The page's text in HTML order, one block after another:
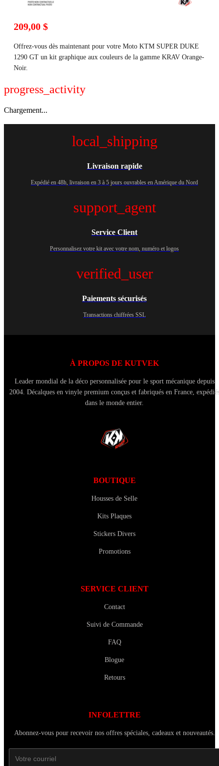
209,00 $
Offrez-vous dès maintenant pour votre Moto KTM SUPER DUKE
1290 GT un kit graphique aux couleurs de la gamme KRAV Orange-
Noir.
progress_activity
Chargement...
local_shipping
Livraison rapide
Expédié en 48h, livraison en 3 à 5 jours ouvrables en Amérique du Nord
support_agent
Service Client
Personnalisez votre kit avec votre nom, numéro et logos
verified_user
Paiements sécurisés
Transactions chiffrées SSL
À PROPOS DE KUTVEK
Leader mondial de la déco personnalisée pour le sport mécanique depuis
2004. Décalques en vinyle premium conçus et fabriqués en France,
dans le monde entier.
BOUTIQUE
Housses de Selle
Kits Plaques
Stickers Divers
Promotions
SERVICE CLIENT
Contact
Suivi de Commande
FAQ
Blogue
Retours
INFOLETTRE
Abonnez-vous pour recevoir nos offres spéciales, cadeaux et nouveautés.